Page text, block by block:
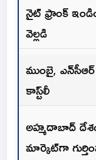
నైట్ ఫ్రాంక్
వెల్లడి
ముంబై,
కాస్ట్‌లీ
అహ్మదాబాద్
మార్కెట్‌గా